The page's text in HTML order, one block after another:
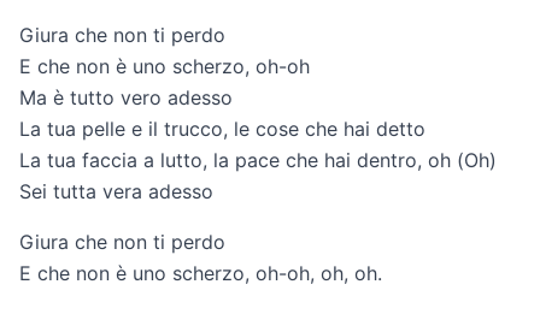
Giura che non ti perdo
E che non è uno scherzo, oh-oh
Ma è tutto vero adesso
La tua pelle e il trucco, le cose che hai detto
La tua faccia a lutto, la pace che hai dentro, oh (Oh)
Sei tutta vera adesso
Giura che non ti perdo
E che non è uno scherzo, oh-oh, oh, oh.